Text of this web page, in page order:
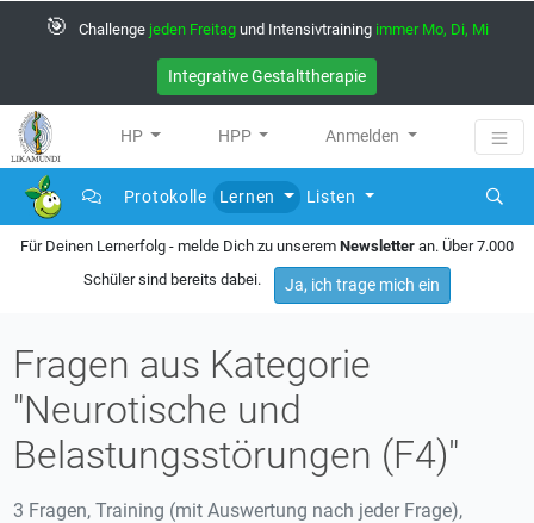
🎯 Challenge jeden Freitag und Intensivtraining immer Mo, Di, Mi
Integrative Gestalttherapie
HP HPP Anmelden
Protokolle Lernen Listen
Für Deinen Lernerfolg - melde Dich zu unserem Newsletter an. Über 7.000
Schüler sind bereits dabei.
Ja, ich trage mich ein
Fragen aus Kategorie
"Neurotische und
Belastungsstörungen (F4)"
3 Fragen, Training (mit Auswertung nach jeder Frage),